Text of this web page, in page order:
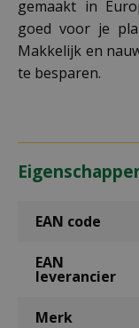
gemaakt in
goed voor je
Makkelijk en
te besparen.
EAN code
EAN
leverancier
Merk